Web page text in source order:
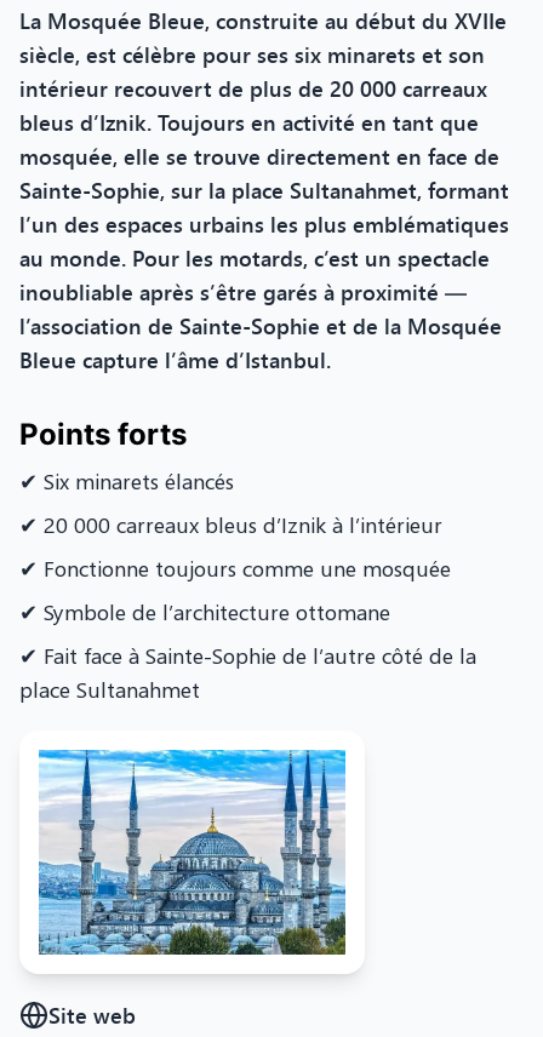
La Mosquée Bleue, construite au début du XVIIe
siècle, est célèbre pour ses six minarets et son
intérieur recouvert de plus de 20 000 carreaux
bleus d’Iznik. Toujours en activité en tant que
mosquée, elle se trouve directement en face de
Sainte-Sophie, sur la place Sultanahmet, formant
l’un des espaces urbains les plus emblématiques
au monde. Pour les motards, c’est un spectacle
inoubliable après s’être garés à proximité —
l’association de Sainte-Sophie et de la Mosquée
Bleue capture l’âme d’Istanbul.
Points forts
✔ Six minarets élancés
✔ 20 000 carreaux bleus d’Iznik à l’intérieur
✔ Fonctionne toujours comme une mosquée
✔ Symbole de l’architecture ottomane
✔ Fait face à Sainte-Sophie de l’autre côté de la
place Sultanahmet
Site web